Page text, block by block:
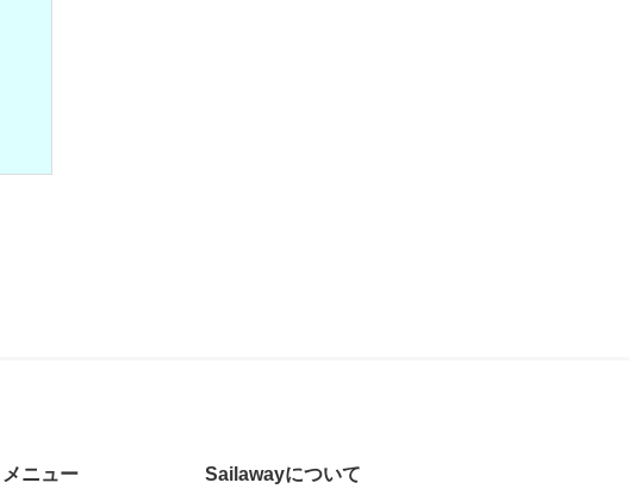
メニュー Sailawayについて